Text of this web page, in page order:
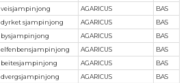
veisjampinjong AGARICUS
BAS
dyrket sjampinjong AGARICUS
BAS
bysjampinjong AGARICUS
BAS
elfenbensjampinjong AGARICUS
BAS
beitesjampinjong AGARICUS
BAS
dvergsjampinjong AGARICUS
BAS